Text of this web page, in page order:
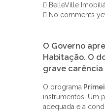
BelleVille
No comments
O Governo
Habitação. O
grave carência
O programa
instrumentos. Um
adequada e a